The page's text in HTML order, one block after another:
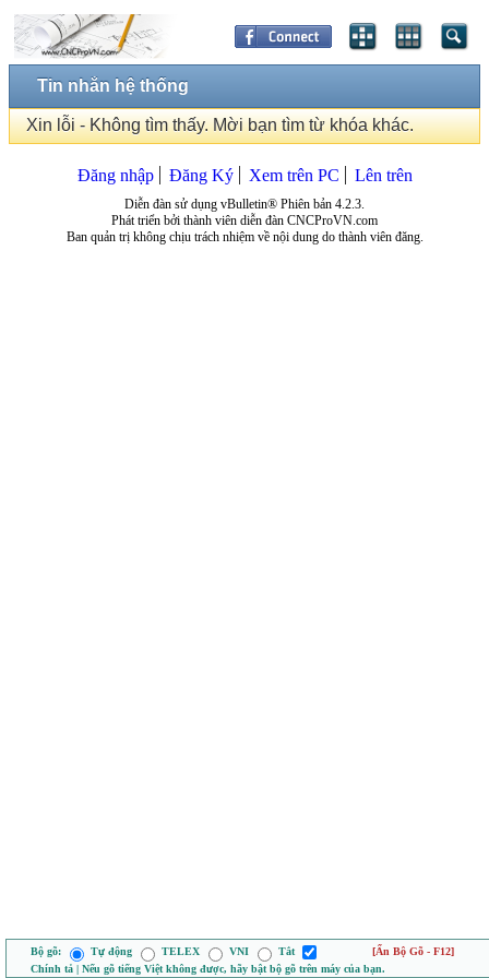
Tin nhắn hệ thống
Xin lỗi - Không tìm thấy. Mời bạn tìm từ khóa khác.
Đăng nhập Đăng Ký Xem trên PC Lên trên
Diễn đàn sử dụng vBulletin® Phiên bản 4.2.3.
Phát triển bởi thành viên diễn đàn CNCProVN.com
Ban quản trị không chịu trách nhiệm về nội dung do thành viên đăng.
Bộ gõ: Tự động TELEX VNI Tắt
[Ẩn Bộ Gõ - F12]
Chính tả | Nếu gõ tiếng Việt không được, hãy bật bộ gõ trên máy của bạn.